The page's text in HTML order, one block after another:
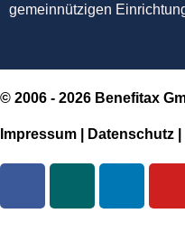
gemeinnützigen
© 2006 - 2026 Benefitax
Impressum Datenschutz